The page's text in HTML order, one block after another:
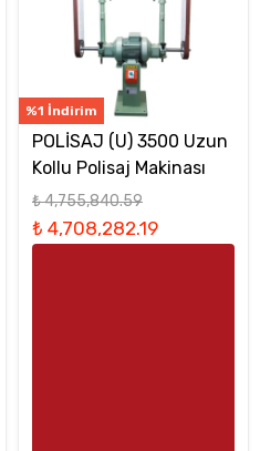
%1 İndirim
POLİSAJ (U) 3500 Uzun
Kollu Polisaj Makinası
₺ 4,755,840.59
₺ 4,708,282.19